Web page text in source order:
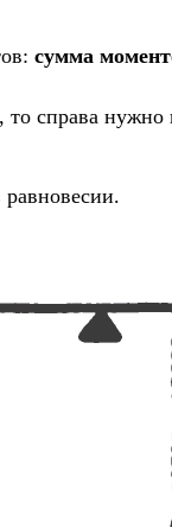
сумма
, то справа нужно
равновесии.